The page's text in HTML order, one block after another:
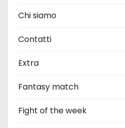
Chi siamo
Contatti
Extra
Fantasy match
Fight of the week